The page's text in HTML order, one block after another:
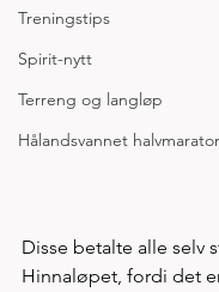
Treningstips
Spirit-nytt
Terreng og langløp
Hålandsvannet
Disse betalte alle selv
Hinnaløpet, fordi det